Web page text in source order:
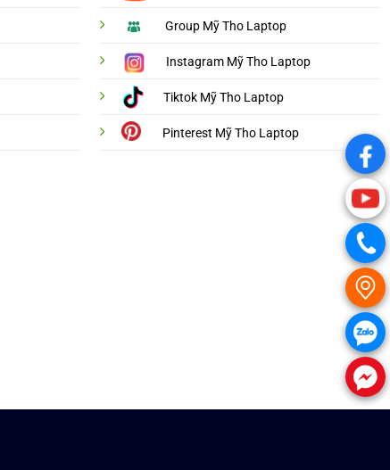
Group Mỹ Tho Laptop
Instagram Mỹ Tho Laptop
Tiktok Mỹ Tho Laptop
Pinterest Mỹ Tho Laptop
.
.
.
.
.
.